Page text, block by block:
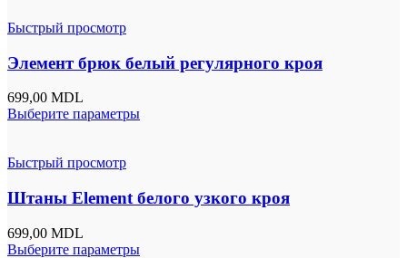
Быстрый просмотр
Элемент брюк белый регулярного кроя
699,00 MDL
Выберите параметры
Быстрый просмотр
Штаны Element белого узкого кроя
699,00 MDL
Выберите параметры